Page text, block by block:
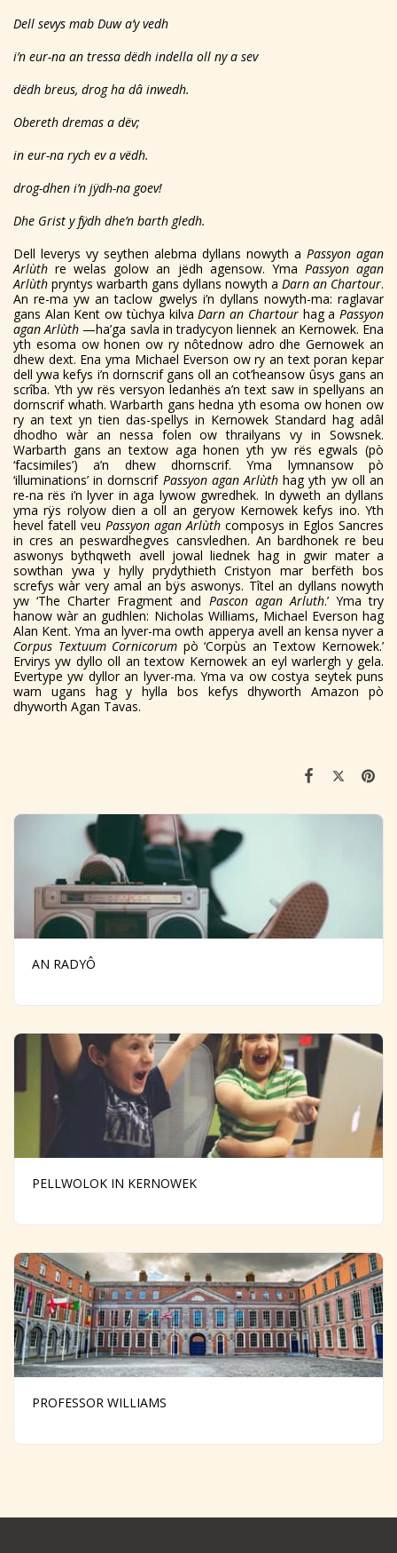
Dell sevys mab Duw a’y vedh
i’n eur-na an tressa dëdh indella oll ny a sev
dëdh breus, drog ha dâ inwedh.
Obereth dremas a dëv;
in eur-na rych ev a vëdh.
drog-dhen i’n jÿdh-na goev!
Dhe Grist y fÿdh dhe’n barth gledh.
Dell leverys vy seythen alebma dyllans nowyth a Passyon agan
Arlùth re welas golow an jëdh agensow. Yma Passyon agan
Arlùth pryntys warbarth gans dyllans nowyth a Darn an Chartour.
An re-ma yw an taclow gwelys i’n dyllans nowyth-ma: raglavar
gans Alan Kent ow tùchya kilvaDarn an Chartourhag aPassyon
agan Arlùth —ha’ga savla in tradycyon liennek an Kernowek. Ena
yth esoma ow honen ow ry nôtednow adro dhe Gernowek an
dhew dext. Ena yma Michael Everson ow ry an text poran kepar
dell ywa kefys i’n dornscrif gans oll an cot’heansow ûsys gans an
scrîba. Yth yw rës versyon ledanhës a’n text saw in spellyans an
dornscrif whath. Warbarth gans hedna yth esoma ow honen ow
ry an text yn tien das-spellys in Kernowek Standard hag adâl
dhodho wàr an nessa folen ow thrailyans vy in Sowsnek.
Warbarth gans an textow aga honen yth yw rës egwals (pò
‘facsimiles’) a’n dhew dhornscrif. Yma lymnansow pò
‘illuminations’ in dornscrif Passyon agan Arlùth hag yth yw oll an
re-na rës i’n lyver in aga lywow gwredhek. In dyweth an dyllans
yma rÿs rolyow dien a oll an geryow Kernowek kefys ino. Yth
hevel fatell veu Passyon agan Arlùth composys in Eglos Sancres
in cres an peswardhegves cansvledhen. An bardhonek re beu
aswonys bythqweth avell jowal liednek hag in gwir mater a
sowthan ywa y hylly prydythieth Cristyon mar berfëth bos
screfys wàr very amal an bÿs aswonys. Tîtel an dyllans nowyth
yw ‘The Charter Fragment and Pascon agan Arluth.’ Yma try
hanow wàr an gudhlen: Nicholas Williams, Michael Everson hag
Alan Kent. Yma an lyver-ma owth apperya avell an kensa nyver a
Corpus Textuum Cornicorum pò ‘Corpùs an Textow Kernowek.’
Ervirys yw dyllo oll an textow Kernowek an eyl warlergh y gela.
Evertype yw dyllor an lyver-ma. Yma va ow costya seytek puns
warn ugans hag y hylla bos kefys dhyworth Amazon pò
dhyworth Agan Tavas.
AN RADYÔ
PELLWOLOK IN KERNOWEK
PROFESSOR WILLIAMS